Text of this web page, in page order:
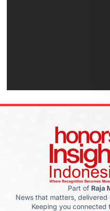
Part of Raja
News that matters,
Keeping you connected